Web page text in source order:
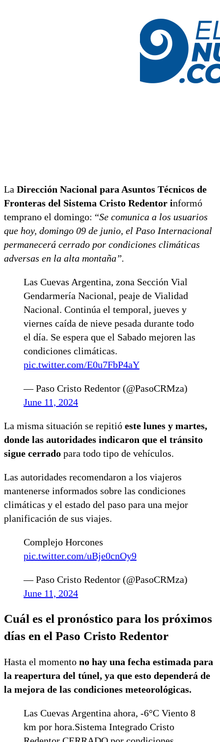
La Dirección Nacional para Asuntos Técnicos de
Fronteras del Sistema Cristo Redentor informó
temprano el domingo: “Se comunica a los usuarios
que hoy, domingo 09 de junio, el Paso Internacional
permanecerá cerrado por condiciones climáticas
adversas en la alta montaña”.
Las Cuevas Argentina, zona Sección Vial
Gendarmería Nacional, peaje de Vialidad
Nacional. Continúa el temporal, jueves y
viernes caída de nieve pesada durante todo
el día. Se espera que el Sabado mejoren las
condiciones climáticas.
pic.twitter.com/E0u7FbP4aY
— Paso Cristo Redentor (@PasoCRMza)
June 11, 2024
La misma situación se repitió este lunes y martes,
donde las autoridades indicaron que el tránsito
sigue cerrado para todo tipo de vehículos.
Las autoridades recomendaron a los viajeros
mantenerse informados sobre las condiciones
climáticas y el estado del paso para una mejor
planificación de sus viajes.
Complejo Horcones
pic.twitter.com/uBje0cnOy9
— Paso Cristo Redentor (@PasoCRMza)
June 11, 2024
Cuál es el pronóstico para los próximos
días en el Paso Cristo Redentor
Hasta el momento no hay una fecha estimada para
la reapertura del túnel, ya que esto dependerá de
la mejora de las condiciones meteorológicas.
Las Cuevas Argentina ahora, -6°C Viento 8
km por hora.Sistema Integrado Cristo